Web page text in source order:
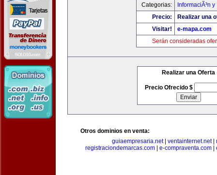
Categorias:
InformaciÃ³n
Precio:
Realizar una
Visitar!
e-mapa.com
Serán consideradas
Realizar una Oferta
Precio Ofrecido $
Otros dominios en venta:
guiaempresaria.net| ventainternet.net|
registraciondemarcas.com| e-compraventa.com|